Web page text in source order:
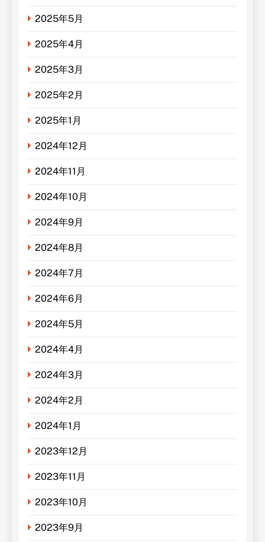
2025年5月
2025年4月
2025年3月
2025年2月
2025年1月
2024年12月
2024年11月
2024年10月
2024年9月
2024年8月
2024年7月
2024年6月
2024年5月
2024年4月
2024年3月
2024年2月
2024年1月
2023年12月
2023年11月
2023年10月
2023年9月